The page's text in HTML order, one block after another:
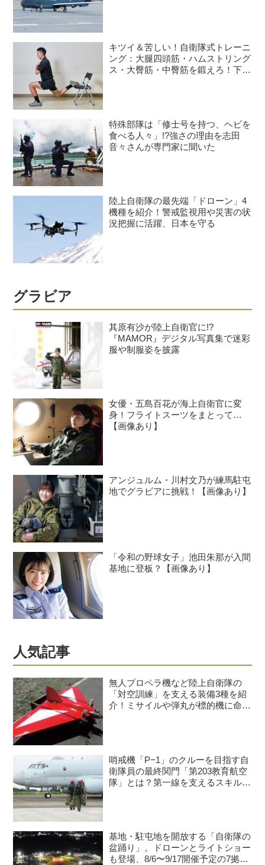
キツイ＆苦しい！自衛隊式トレーニ
ング：大腿四頭筋・ハムストリング
ス・大臀筋・中臀筋を鍛えろ！下半
特殊部隊は「修士号を持つ、ヘビを
食べる人々」!?強さの理由を志田
音々さんが専門家に聞いた
陸上自衛隊の最先端「ドローン」4
機種を紹介！警戒監視用や災害の状
況把握に活躍、日本を守る
グラビア
其原有沙が陸上自衛官に!?
『MAMOR』デジタル写真集で迷彩
服や制服姿を披露
女優・五島百花が海上自衛官に変
身！フライトスーツをまとって…
【画像あり】
アンジュルム・川村文乃が練馬駐屯
地でグラビアに挑戦！【画像あり】
「令和の野球女子」池田朱那が入間
基地に登板？【画像あり】
人気記事
無人プロペラ機など陸上自衛隊の
「対空訓練」を支える装備3種を紹
介！ミサイルや弾丸が標的機に命中
哨戒機「P−1」のクルーを目指す自
衛隊員の最終関門「第203教育航空
隊」とは？第一線を支えるスキルを
基地・駐屯地を開放する「自衛隊の
盆踊り」。ドローンとライトショー
も登場、8/6〜9/17開催予定の7拠点